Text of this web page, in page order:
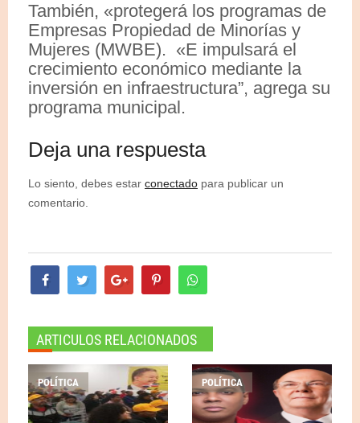
También, «protegerá los programas de
Empresas Propiedad de Minorías y
Mujeres (MWBE). «E impulsará el
crecimiento económico mediante la
inversión en infraestructura”, agrega su
programa municipal.
Deja una respuesta
Lo siento, debes estar conectado para publicar un
comentario.
ARTICULOS RELACIONADOS
POLÍTICA POLÍTICA